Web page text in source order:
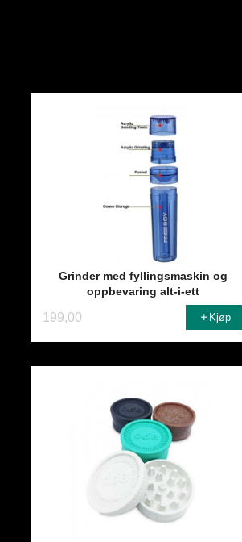
Grinder med fyllingsmaskin og
oppbevaring alt-i-ett
199,00 Kjøp